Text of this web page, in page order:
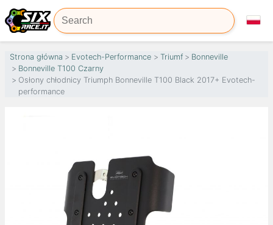
Strona główna Evotech-Performance Triumf
Bonneville
Bonneville T100 Czarny
Osłony chłodnicy Triumph Bonneville T100 Black 2017+ Evotech-
performance